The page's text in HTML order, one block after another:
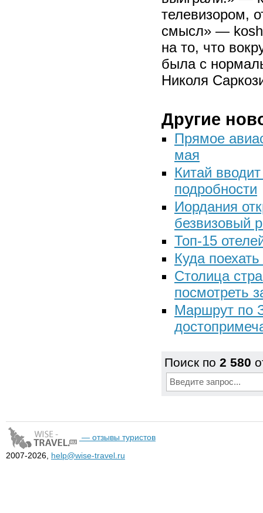
телевизором,
смысл» —
на то, что
была с
Николя
Другие
Прямое
мая
Китай
подробности
Иордания
безвизовый
Топ-15
Куда
Столица
посмотреть
Маршрут по
Поиск по 2 580
— отзывы туристов
2007-2026, help@wise-travel.ru